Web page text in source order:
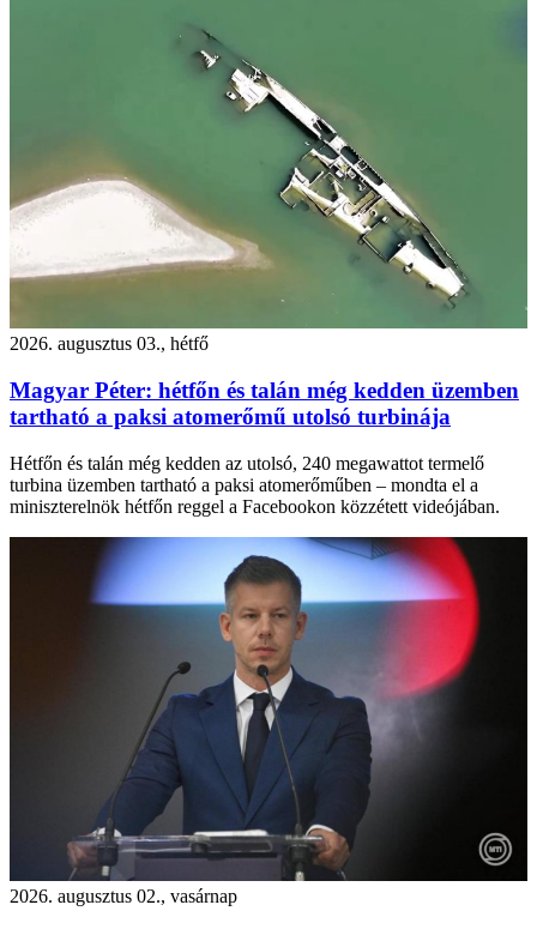
2026. augusztus 03., hétfő
Magyar Péter: hétfőn és talán még kedden üzemben
tartható a paksi atomerőmű utolsó turbinája
Hétfőn és talán még kedden az utolsó, 240 megawattot termelő
turbina üzemben tartható a paksi atomerőműben – mondta el a
miniszterelnök hétfőn reggel a Facebookon közzétett videójában.
2026. augusztus 02., vasárnap